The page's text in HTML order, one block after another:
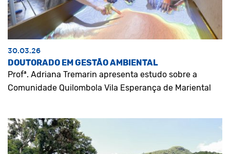
30.03.26
DOUTORADO EM GESTÃO AMBIENTAL
Profª. Adriana Tremarin apresenta estudo sobre a
Comunidade Quilombola Vila Esperança de Mariental